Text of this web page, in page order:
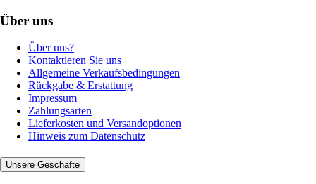
Über uns
Über uns?
Kontaktieren Sie uns
Allgemeine Verkaufsbedingungen
Rückgabe & Erstattung
Impressum
Zahlungsarten
Lieferkosten und Versandoptionen
Hinweis zum Datenschutz
Unsere Geschäfte